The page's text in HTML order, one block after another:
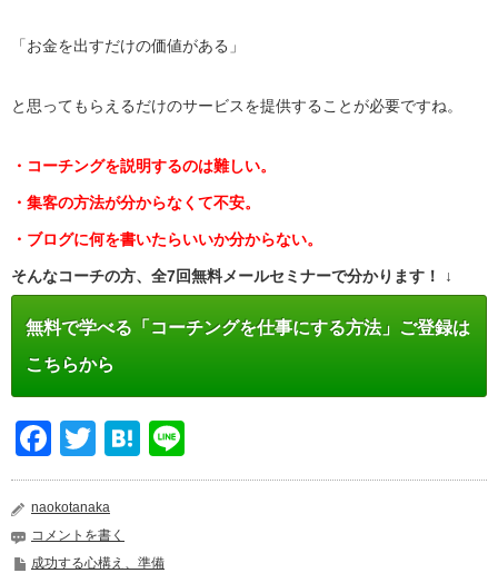
「お金を出すだけの価値がある」
と思ってもらえるだけのサービスを提供することが必要ですね。
・コーチングを説明するのは難しい。
・集客の方法が分からなくて不安。
・ブログに何を書いたらいいか分からない。
そんなコーチの方、全7回無料メールセミナーで分かります！ ↓
無料で学べる「コーチングを仕事にする方法」ご登録は
こちらから
Facebook
TwitterHatena
naokotanaka
コメントを書く
成功する心構え、準備